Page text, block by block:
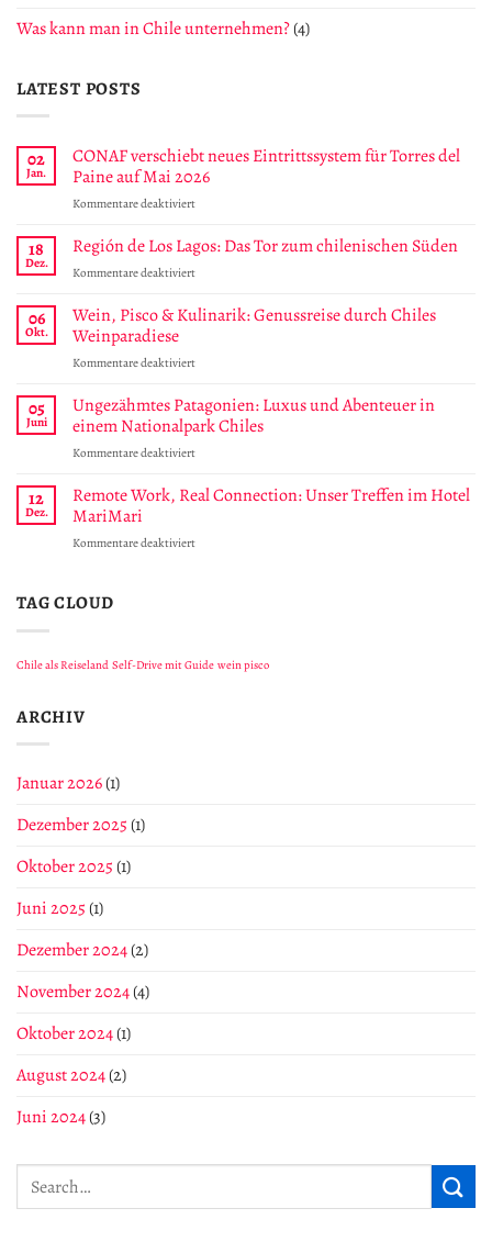
Was kann man in Chile unternehmen?(4)
LATEST POSTS
02
Jan.
CONAF verschiebt neues Eintrittssystem für Torres del
Paine auf Mai 2026
Kommentare deaktiviertfür
verschiebt
neues
Eintrittssystem
Torres
auf
2026
18
Dez.
Región de Los Lagos: Das Tor zum chilenischen Süden
Kommentare deaktiviertfür
de
Das
zum
chilenischen
06
Okt.
Wein, Pisco & Kulinarik: Genussreise durch Chiles
Weinparadiese
Kommentare deaktiviertfür
Pisco
Kulinarik:
Genussreise
Chiles
05
Juni
Ungezähmtes Patagonien: Luxus und Abenteuer in
einem Nationalpark Chiles
Kommentare deaktiviertfür
Patagonien:
Abenteuer
12
Dez.
Remote Work, Real Connection: Unser Treffen im Hotel
MariMari
Kommentare deaktiviertfür
im
TAG CLOUD
Chile als Reiseland Self-Drive mit Guide wein pisco
ARCHIV
Januar 2026(1)
Dezember 2025 (1)
Oktober 2025 (1)
Juni 2025 (1)
Dezember 2024(2)
November 2024(4)
Oktober 2024(1)
August 2024(2)
Juni 2024(3)